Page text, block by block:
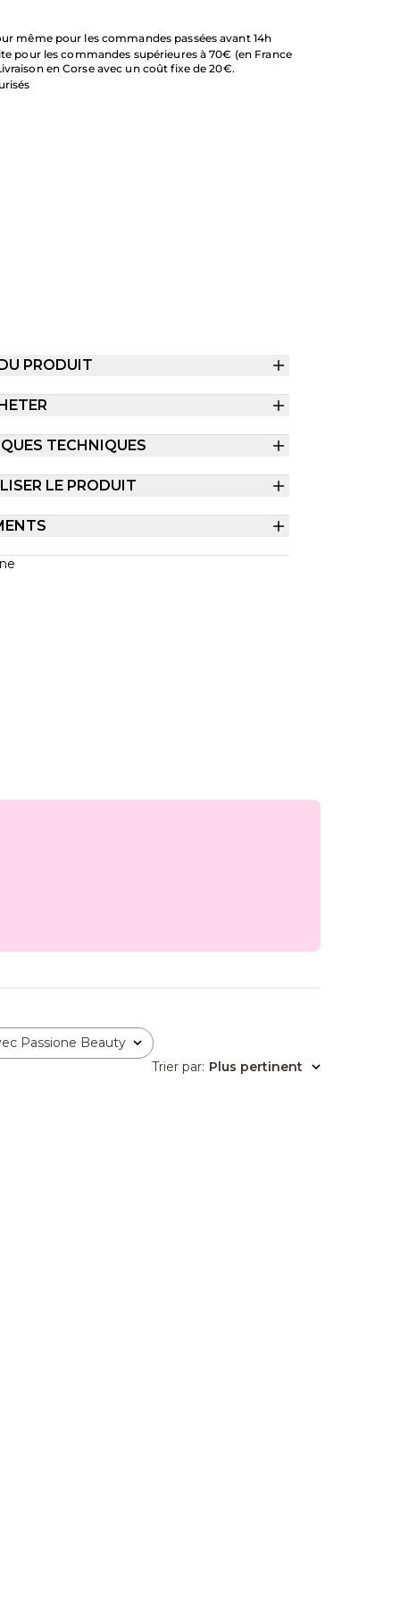
même pour les commandes passées avant 14h
pour les commandes supérieures à 70€ (en France
en Corse avec un coût fixe de 20€.
PRODUIT
TECHNIQUES
LE PRODUIT
Passione Beauty
Trier par: Plus pertinent